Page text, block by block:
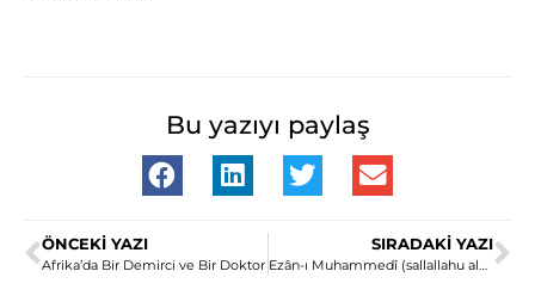
Bu yazıyı paylaş
ÖNCEKI YAZI
Afrika’da Bir Demirci ve Bir Doktor
SIRADAKI YAZI
Ezân-ı Muhammedî (sallallahu aleyhi ve sellem)